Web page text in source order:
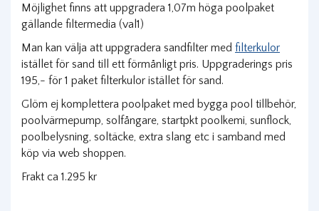
Möjlighet finns att uppgradera 1,07m höga poolpaket
gällande filtermedia (val1)
Man kan välja att uppgradera sandfilter med filterkulor
istället för sand till ett förmånligt pris. Uppgraderings pris
195,- för 1 paket filterkulor istället för sand.
Glöm ej komplettera poolpaket med bygga pool tillbehör,
poolvärmepump, solfångare, startpkt poolkemi, sunflock,
poolbelysning, soltäcke, extra slang etc i samband med
köp via web shoppen.
Frakt ca 1.295 kr